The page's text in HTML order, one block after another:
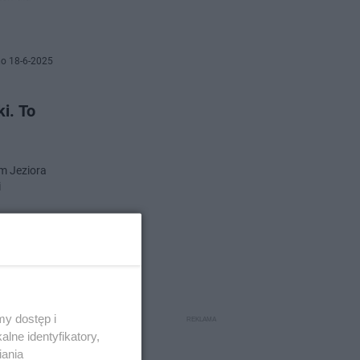
18-6-2025
To
Jeziora
do
dostęp i
identyfikatory,